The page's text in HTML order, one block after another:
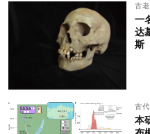
古
一
达
斯
古
本